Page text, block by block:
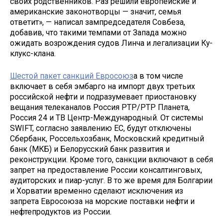
американские законотворцы — значит, семья
ответит», — написал зампредседателя Совбеза,
добавив, что такими темпами от Запада можно
ожидать возрождения судов Линча и легализации Ку-
клукс-клана.
Шестой пакет санкций Евросоюза в том числе
включает в себя эмбарго на импорт двух третьих
российской нефти и подразумевает приостановку
вещания телеканалов Россия РТР/РТР Планета,
Россия 24 и ТВ Центр-Международный. От системы
SWIFT, согласно заявлению ЕС, будут отключены
Сбербанк, Россельхозбанк, Московский кредитный
банк (МКБ) и Белорусский банк развития и
реконструкции. Кроме того, санкции включают в себя
запрет на предоставление России консалтинговых,
аудиторских и пиар-услуг. В то же время для Болгарии
и Хорватии временно сделают исключения из
запрета Евросоюза на морские поставки нефти и
нефтепродуктов из России.